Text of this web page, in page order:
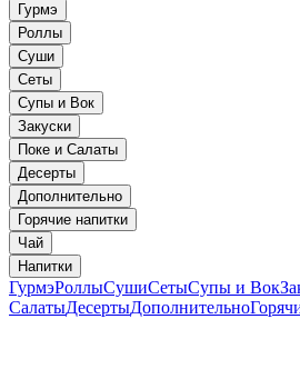
Гурмэ
Роллы
Суши
Сеты
Супы и Вок
Закуски
Поке и Салаты
Десерты
Дополнительно
Горячие напитки
Чай
Напитки
ГурмэРоллыСушиСетыСупы и Вок
СалатыДесертыДополнительно